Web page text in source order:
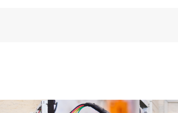
Proactive Care pour identifier et résoudre les problèmes de
Proactive Care génère également des rapports d’incidents